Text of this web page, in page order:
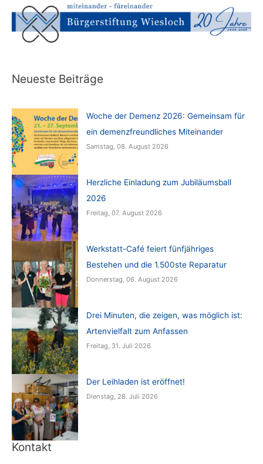
Neueste Beiträge
Woche der Demenz 2026: Gemeinsam für
ein demenzfreundliches Miteinander
Samstag, 08. August 2026
Herzliche Einladung zum Jubiläumsball
2026
Freitag, 07. August 2026
Werkstatt-Café feiert fünfjähriges
Bestehen und die 1.500ste Reparatur
Donnerstag, 06. August 2026
Drei Minuten, die zeigen, was möglich ist:
Artenvielfalt zum Anfassen
Freitag, 31. Juli 2026
Der Leihladen ist eröffnet!
Dienstag, 28. Juli 2026
Kontakt